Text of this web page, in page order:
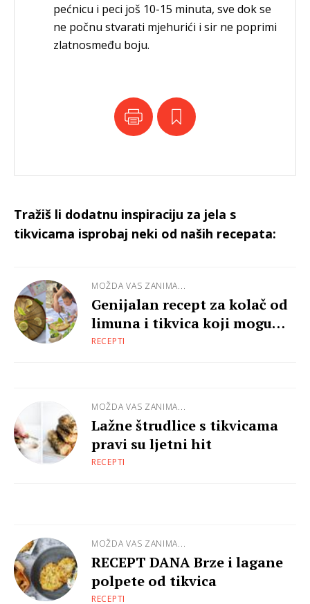
pećnicu i peci još 10-15 minuta, sve dok se
ne počnu stvarati mjehurići i sir ne poprimi
zlatnosmeđu boju.
Tražiš li dodatnu inspiraciju za jela s
tikvicama isprobaj neki od naših recepata:
MOŽDA VAS ZANIMA...
Genijalan recept za kolač od
limuna i tikvica koji mogu
ispeći i najmlađi
RECEPTI
MOŽDA VAS ZANIMA...
Lažne štrudlice s tikvicama
pravi su ljetni hit
RECEPTI
MOŽDA VAS ZANIMA...
RECEPT DANA Brze i lagane
polpete od tikvica
RECEPTI